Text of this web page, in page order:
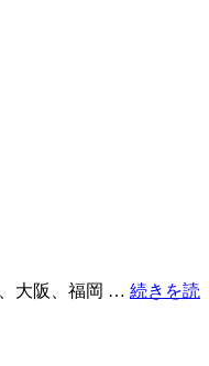
、大阪、福岡 … 続きを読